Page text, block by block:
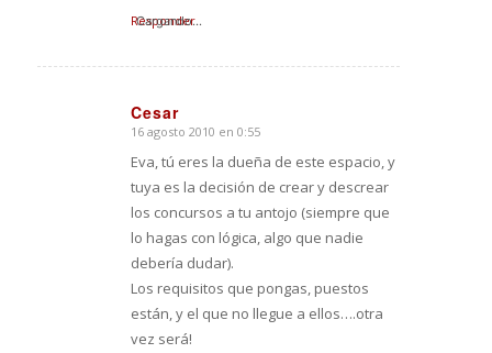
Cargando...
Responder
Cesar
Dice:
16 agosto 2010 en 0:55
Eva, tú eres la dueña de este espacio, y
tuya es la decisión de crear y descrear
los concursos a tu antojo (siempre que
lo hagas con lógica, algo que nadie
debería dudar).
Los requisitos que pongas, puestos
están, y el que no llegue a ellos….otra
vez será!